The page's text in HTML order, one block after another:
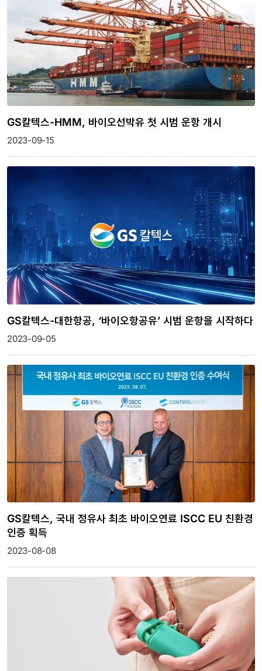
GS칼텍스-HMM, 바이오선박유 첫 시범 운항 개시
2023-09-15
GS칼텍스-대한항공, ‘바이오항공유’ 시범 운항을 시작하다
2023-09-05
GS칼텍스, 국내 정유사 최초 바이오연료 ISCC EU 친환경
인증 획득
2023-08-08